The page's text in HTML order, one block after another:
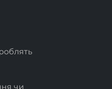
роблять
чи